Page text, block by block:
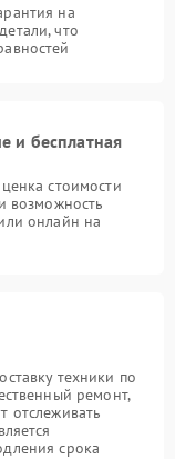
на
что
и бесплатная
стоимости
возможность
онлайн на
техники по
ремонт,
отслеживать
срока